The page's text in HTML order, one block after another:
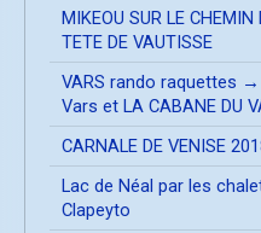
MIKEOU SUR LE CHEMIN
TETE DE VAUTISSE
VARS rando raquettes
Vars et LA CABANE DU
CARNALE DE VENISE
Lac de Néal par les
Clapeyto